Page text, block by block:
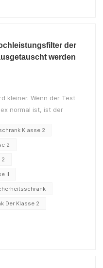
der
werden
kleiner. Wenn der Test
normal ist, ist der
das Gerät einen
sendet und dieser durch
Klasse 2
2
2
II
Der Klasse 2